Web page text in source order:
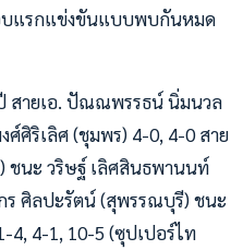
บแรกแข่งขันแบบพบกันหมด
สายเอ. ปัณณพรรธน์ นิ่มนวล
ศิริเลิศ (ชุมพร) 4-0, 4-0 สาย
ชนะ วริษฐ์ เลิศสินธพานนท์
ร ศิลปะรัตน์ (สุพรรณบุรี) ชนะ
4-1, 10-5 (ซุปเปอร์ไท